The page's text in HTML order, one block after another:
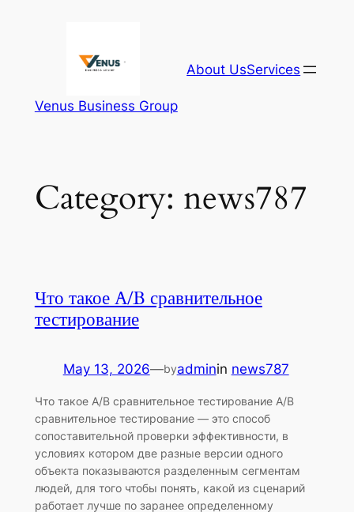
Venus Business Group
About UsServices
Category: news787
Что такое A/B сравнительное
тестирование
May 13, 2026—byadminin news787
Что такое A/B сравнительное тестирование A/B
сравнительное тестирование — это способ
сопоставительной проверки эффективности, в
условиях котором две разные версии одного
объекта показываются разделенным сегментам
людей, для того чтобы понять, какой из сценарий
работает лучше по заранее определенному